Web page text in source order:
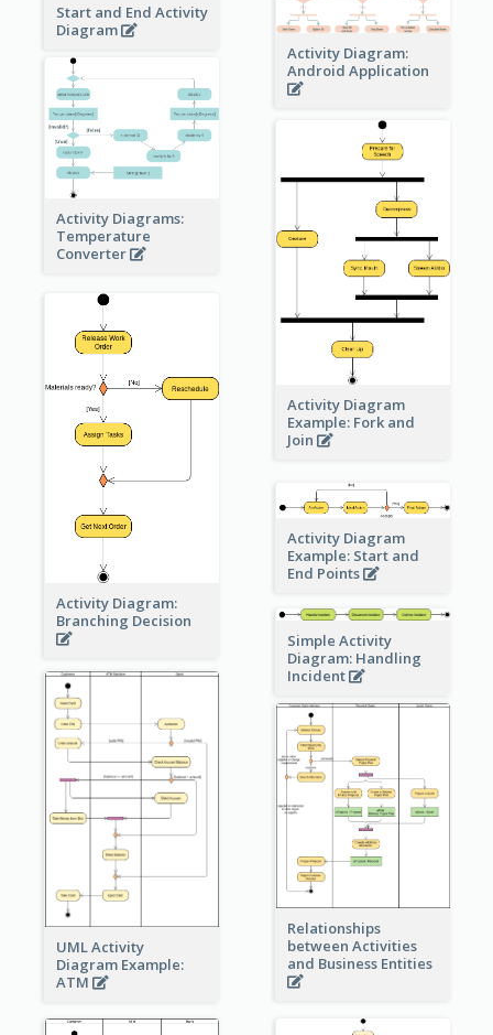
Start and End Activity
Diagram
Activity Diagram:
Android Application
Activity Diagrams:
Temperature
Converter
Activity Diagram
Example: Fork and
Join
Activity Diagram:
Branching Decision
Activity Diagram
Example: Start and
End Points
Simple Activity
Diagram: Handling
Incident
UML Activity
Diagram Example:
ATM
Relationships
between Activities
and Business Entities